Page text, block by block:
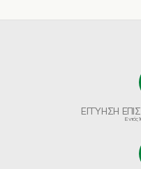
ΕΓΓΥΗΣΗ
Εντός